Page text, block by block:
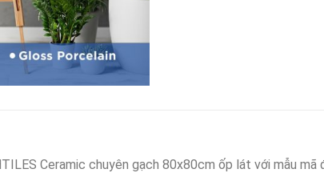
Ceramic chuyên gạch 80x80cm ốp lát với mẫu mã